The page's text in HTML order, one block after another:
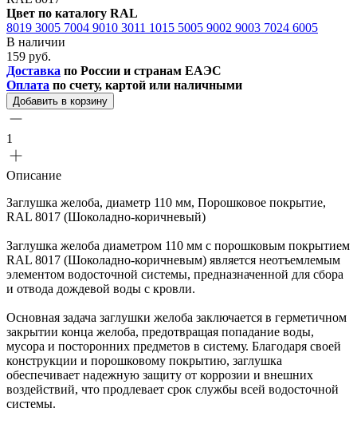
Цвет по каталогу RAL
8019 3005 7004 9010 3011 1015 5005 9002 9003 7024 6005
В наличии
159 руб.
Доставка по России и странам ЕАЭС
Оплата по счету, картой или наличными
Добавить в корзину
1
Описание
Заглушка желоба, диаметр 110 мм, Порошковое покрытие,
RAL 8017 (Шоколадно-коричневый)
Заглушка желоба диаметром 110 мм с порошковым покрытием
RAL 8017 (Шоколадно-коричневым) является неотъемлемым
элементом водосточной системы, предназначенной для сбора
и отвода дождевой воды с кровли.
Основная задача заглушки желоба заключается в герметичном
закрытии конца желоба, предотвращая попадание воды,
мусора и посторонних предметов в систему. Благодаря своей
конструкции и порошковому покрытию, заглушка
обеспечивает надежную защиту от коррозии и внешних
воздействий, что продлевает срок службы всей водосточной
системы.